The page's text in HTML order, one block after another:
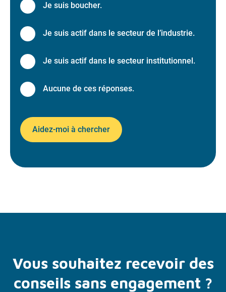
Je suis boucher.
Je suis actif dans le secteur de l’industrie.
Je suis actif dans le secteur institutionnel.
Aucune de ces réponses.
Aidez-moi à chercher
Vous souhaitez recevoir des
conseils sans engagement ?